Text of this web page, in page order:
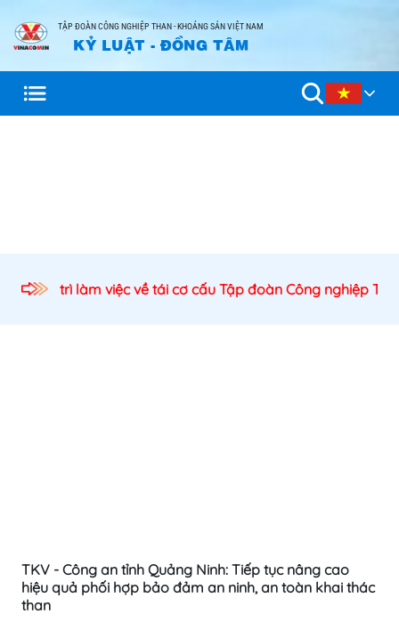
TẬP ĐOÀN CÔNG NGHIỆP THAN - KHOÁNG SẢN VIỆT NAM
KỶ LUẬT - ĐỒNG TÂM
chủ trì làm việc về tái cơ cấu Tập đoàn Công nghiệp Than
TKV - Công an tỉnh Quảng Ninh: Tiếp tục nâng cao
hiệu quả phối hợp bảo đảm an ninh, an toàn khai thác
than